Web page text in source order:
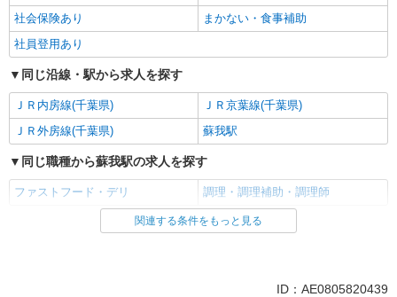
社会保険あり
まかない・食事補助
社員登用あり
同じ沿線・駅から求人を探す
ＪＲ内房線(千葉県)
ＪＲ京葉線(千葉県)
ＪＲ外房線(千葉県)
蘇我駅
同じ職種から蘇我駅の求人を探す
ファストフード・デリ 調理・調理補助・調理師
同じ雇用形態から蘇我駅の求人を探す
関連する条件をもっと見る
ID：AE0805820439